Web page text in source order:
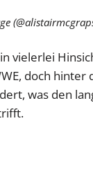
vielerlei
doch hinter
was den